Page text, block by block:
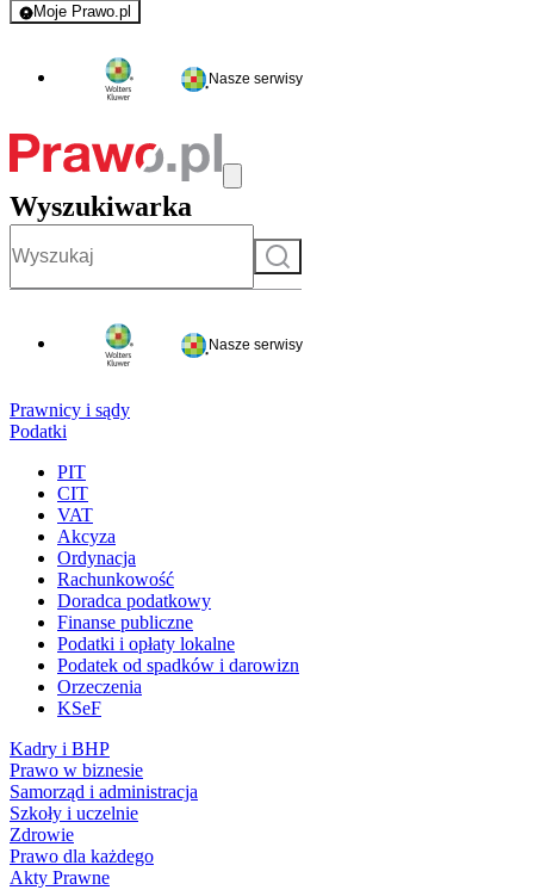
Moje Prawo.pl
- rejestracja i logowanie do serwisu
Nasze serwisy
Wyszukiwarka
Szukaj
Nasze serwisy
Prawnicy i sądy
Podatki
PIT
CIT
VAT
Akcyza
Ordynacja
Rachunkowość
Doradca podatkowy
Finanse publiczne
Podatki i opłaty lokalne
Podatek od spadków i darowizn
Orzeczenia
KSeF
Kadry i BHP
Prawo w biznesie
Samorząd i administracja
Szkoły i uczelnie
Zdrowie
Prawo dla każdego
Akty Prawne